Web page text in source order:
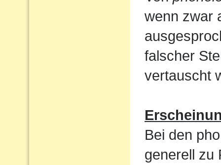
wenn zwar
falscher
vertauscht
Bei den
generell zu